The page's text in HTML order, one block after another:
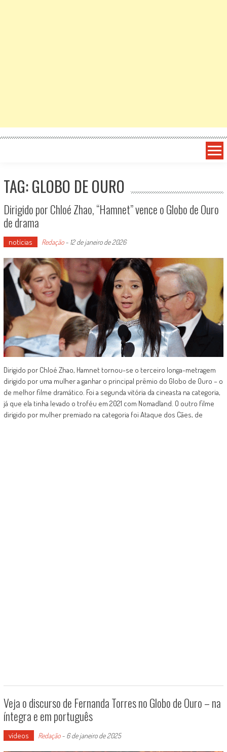
TAG: GLOBO DE OURO
Dirigido por Chloé Zhao, “Hamnet” vence o Globo de Ouro
de drama
notícias Redação- 12 de janeiro de 2026
Dirigido por Chloé Zhao, Hamnet tornou-se o terceiro longa-metragem
dirigido por uma mulher a ganhar o principal prêmio do Globo de Ouro – o
de melhor filme dramático. Foi a segunda vitória da cineasta na categoria,
já que ela tinha levado o troféu em 2021 com Nomadland. O outro filme
dirigido por mulher premiado na categoria foi Ataque dos Cães, de
Veja o discurso de Fernanda Torres no Globo de Ouro – na
íntegra e em português
vídeos Redação- 6 de janeiro de 2025